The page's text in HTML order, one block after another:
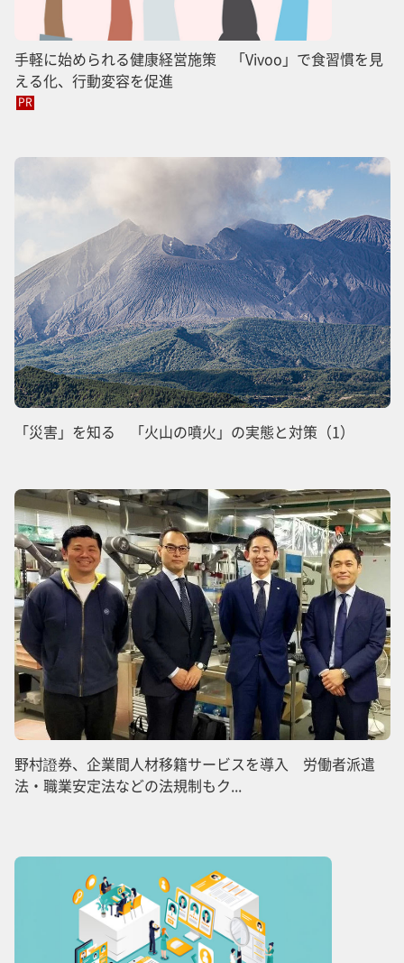
手軽に始められる健康経営施策 「Vivoo」で食習慣を見
える化、行動変容を促進
PR
「災害」を知る 「火山の噴火」の実態と対策（1）
野村證券、企業間人材移籍サービスを導入 労働者派遣
法・職業安定法などの法規制もク...